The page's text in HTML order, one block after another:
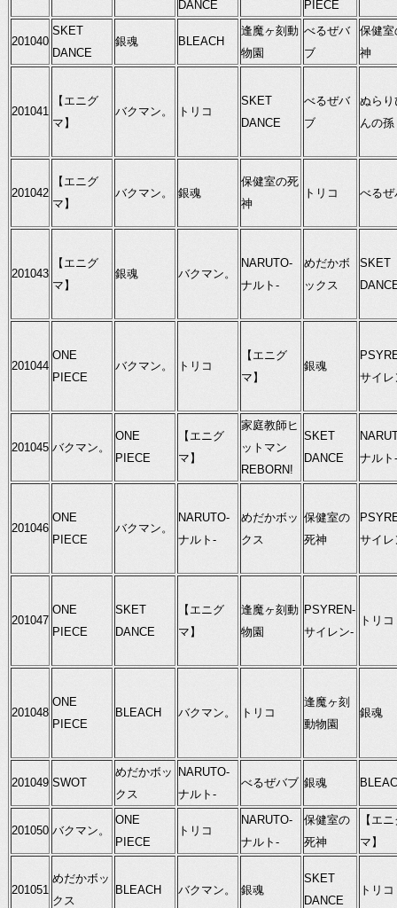
DANCE PIECE
201040
SKET
DANCE
銀魂 BLEACH
逢魔ヶ刻動
物園
べるぜバ
ブ
保健室
神
201041
【エニグ
マ】
バクマン。 トリコ
SKET
DANCE
べるぜバ
ブ
ぬらり
んの孫
201042
【エニグ
マ】
バクマン。 銀魂
保健室の死
神
トリコ べるぜ
201043
【エニグ
マ】
銀魂 バクマン。
NARUTO-
ナルト-
めだかボ
ックス
SKET
201044
ONE
PIECE
バクマン。 トリコ
【エニグ
マ】
銀魂
サイレ
201045 バクマン。
ONE
PIECE
【エニグ
マ】
家庭教師ヒ
ットマン
REBORN!
SKET
DANCE
ナルト-
201046
ONE
PIECE
バクマン。
NARUTO-
ナルト-
めだかボッ
クス
保健室の
死神
サイレ
201047
ONE
PIECE
SKET
DANCE
【エニグ
マ】
逢魔ヶ刻動
物園
PSYREN-
サイレン-
トリコ
201048
ONE
PIECE
BLEACH バクマン。 トリコ
逢魔ヶ刻
動物園
銀魂
201049 SWOT
めだかボッ
クス
NARUTO-
ナルト-
べるぜバブ 銀魂
201050 バクマン。
ONE
PIECE
トリコ
NARUTO-
ナルト-
保健室の
死神
【エ
マ】
201051
めだかボッ
クス
BLEACH バクマン。 銀魂
SKET
DANCE
トリコ